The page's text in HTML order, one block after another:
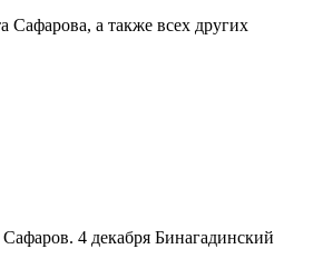
Сафарова, а также всех других
4 декабря Бинагадинский